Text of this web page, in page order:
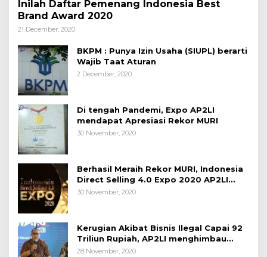
Inilah Daftar Pemenang Indonesia Best
Brand Award 2020
21 December, 2020
BKPM : Punya Izin Usaha (SIUPL) berarti
Wajib Taat Aturan
2 December, 2020
Di tengah Pandemi, Expo AP2LI
mendapat Apresiasi Rekor MURI
30 November, 2020
Berhasil Meraih Rekor MURI, Indonesia
Direct Selling 4.0 Expo 2020 AP2LI
berakhir sangat memuaskan
30 November, 2020
Kerugian Akibat Bisnis Ilegal Capai 92
Triliun Rupiah, AP2LI menghimbau
masyarakat Waspada.
28 November, 2020